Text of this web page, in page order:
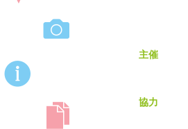
主催
協力